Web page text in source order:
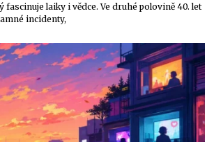
fascinuje laiky i vědce. Ve druhé polovině 40. let
incidenty,